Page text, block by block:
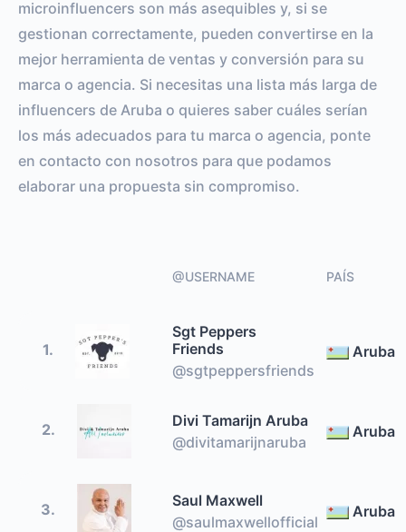
microinfluencers son más asequibles y, si se
gestionan correctamente, pueden convertirse en la
mejor herramienta de ventas y conversión para su
marca o agencia. Si necesitas una lista más larga de
influencers de Aruba o quieres saber cuáles serían
los más adecuados para tu marca o agencia, ponte
en contacto con nosotros para que podamos
elaborar una propuesta sin compromiso.
@USERNAME PAÍS
1.
Sgt Peppers
Friends
@sgtpeppersfriends
Aruba
2.
Divi Tamarijn Aruba
@divitamarijnaruba
Aruba
3.
Saul Maxwell
@saulmaxwellofficial
Aruba